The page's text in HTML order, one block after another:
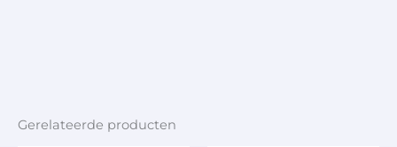
Gerelateerde producten